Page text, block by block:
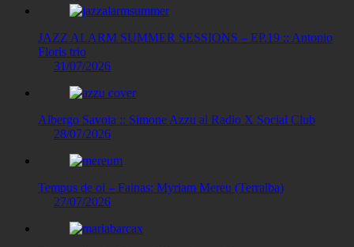
JAZZ ALARM SUMMER SESSIONS – EP.19 :: Antonio
Floris trio
31/07/2026
Albergo Savoia :: Simone Azzu al Radio X Social Club
28/07/2026
Tempus de oi – Fainas: Myriam Mereu (Terralba)
27/07/2026